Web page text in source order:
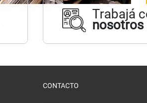
Trabajá
nosotros
CONTACTO